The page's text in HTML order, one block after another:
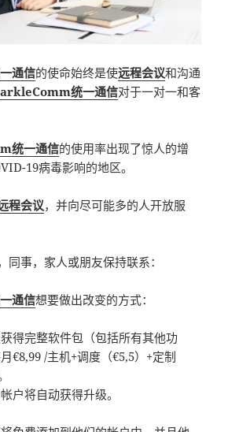
通信的使命始终是使远程会议和沟通
统一通信对于一对一和客
统一通信的使用率出现了惊人的增
19病毒影响的地区。
程会议，并向尽可能多的人开放服
同事，家人或朋友保持联系：
通信想要做出改变的方式：
得完整软件包（包括所有其他功
€8,99 /主机+调度（€5,5）+定制
户将自动获得升级。